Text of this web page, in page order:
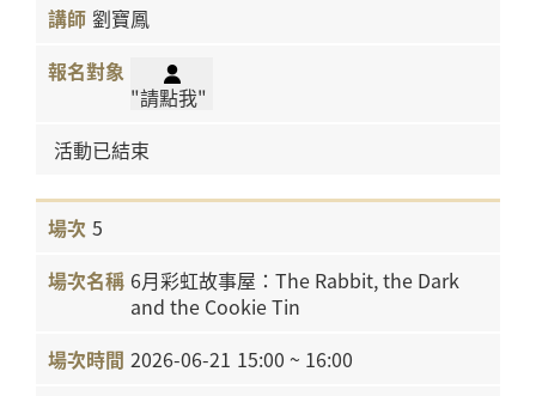
劉寶鳳
"請點我"
活動已結束
5
6月彩虹故事屋：The Rabbit, the Dark
and the Cookie Tin
2026-06-21 15:00 ~ 16:00